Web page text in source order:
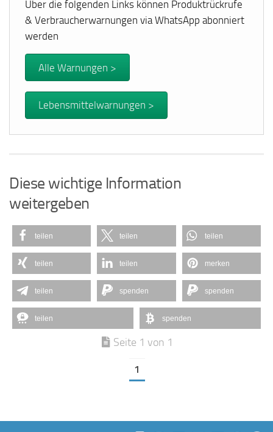
Über die folgenden Links können Produktrückrufe
& Verbraucherwarnungen via WhatsApp abonniert
werden
Alle Warnungen >
Lebensmittelwarnungen >
Diese wichtige Information
weitergeben
teilen teilen teilen
teilen teilen merken
teilen spenden spenden
teilen spenden
Seite 1 von 1
1